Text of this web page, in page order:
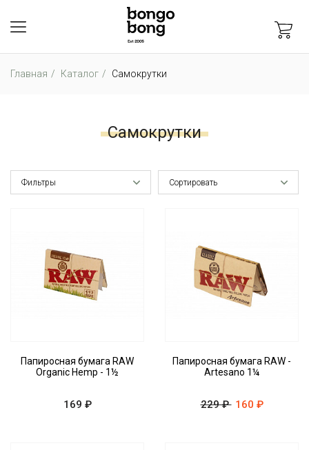
Главная Каталог Самокрутки
Самокрутки
Фильтры Сортировать
Папиросная бумага RAW
Organic Hemp - 1½
169 ₽
Папиросная бумага RAW -
Artesano 1¼
229 ₽ 160 ₽